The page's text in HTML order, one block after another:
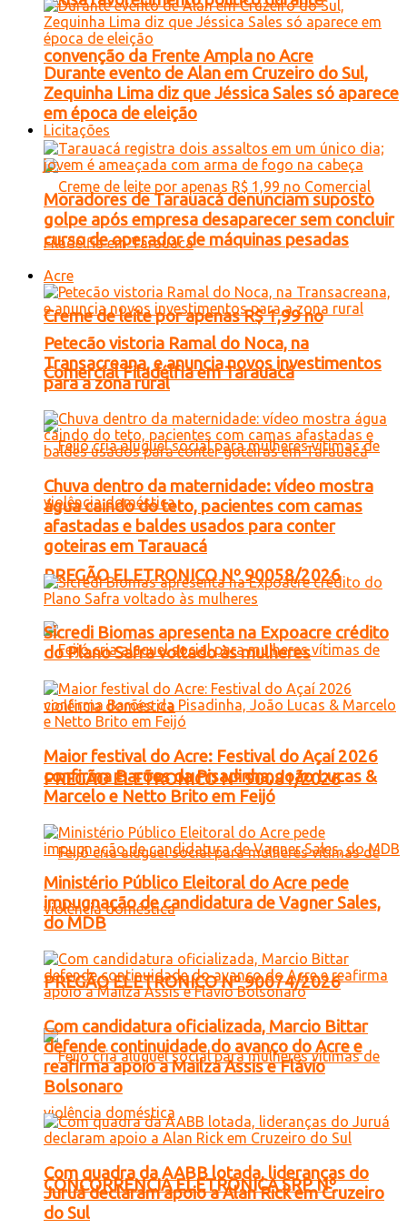
convenção da Frente Ampla no Acre
Licitações
Creme de leite por apenas R$ 1,99 no
Comercial Filadélfia em Tarauacá
PREGÃO ELETRONICO Nº 90058/2026
PREGÃO ELETRONICO Nº 90081/2026
PREGÃO ELETRONICO Nº 90074/2026
CONCORRENCIA ELETRONICA SRP Nº
Durante evento de Alan em Cruzeiro do Sul,
Zequinha Lima diz que Jéssica Sales só aparece
em época de eleição
Moradores de Tarauacá denunciam suposto
golpe após empresa desaparecer sem concluir
curso de operador de máquinas pesadas
Acre
Petecão vistoria Ramal do Noca, na
Transacreana, e anuncia novos investimentos
para a zona rural
Chuva dentro da maternidade: vídeo mostra
água caindo do teto, pacientes com camas
afastadas e baldes usados para conter
goteiras em Tarauacá
Sicredi Biomas apresenta na Expoacre crédito
do Plano Safra voltado às mulheres
Maior festival do Acre: Festival do Açaí 2026
confirma Barões da Pisadinha, João Lucas &
Marcelo e Netto Brito em Feijó
Ministério Público Eleitoral do Acre pede
impugnação de candidatura de Vagner Sales,
do MDB
Com candidatura oficializada, Marcio Bittar
defende continuidade do avanço do Acre e
reafirma apoio a Mailza Assis e Flávio
Bolsonaro
Com quadra da AABB lotada, lideranças do
Juruá declaram apoio a Alan Rick em Cruzeiro
do Sul